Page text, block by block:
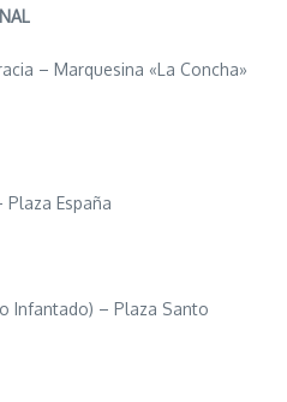
– Marquesina «La Concha»
Plaza España
Infantado) – Plaza Santo